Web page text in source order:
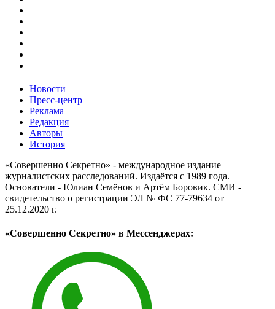
Новости
Пресс-центр
Реклама
Редакция
Авторы
История
«Совершенно Секретно» - международное издание
журналистских расследований. Издаётся с 1989 года.
Основатели - Юлиан Семёнов и Артём Боровик. CМИ -
свидетельство о регистрации ЭЛ № ФС 77-79634 от
25.12.2020 г.
«Совершенно Секретно» в Мессенджерах: